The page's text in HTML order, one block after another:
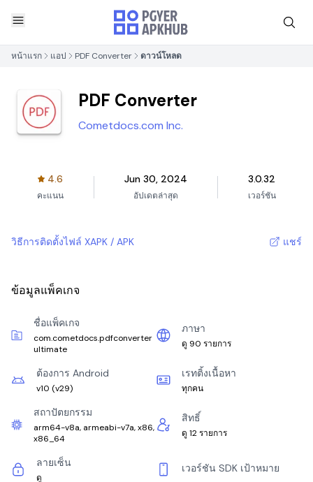
หน้าแรก แอป PDF Converter ดาวน์โหลด
PDF Converter
Cometdocs.com Inc.
4.6
คะแนน
Jun 30, 2024
อัปเดตล่าสุด
3.0.32
เวอร์ชัน
วิธีการติดตั้งไฟล์ XAPK / APK แชร์
ข้อมูลแพ็คเกจ
ชื่อแพ็คเกจ
com.cometdocs.pdfconverter
ultimate
ภาษา
ดู 90 รายการ
ต้องการ Android
v10 (v29)
เรทติ้งเนื้อหา
ทุกคน
สถาปัตยกรรม
arm64-v8a, armeabi-v7a, x86,
x86_64
สิทธิ์
ดู 12 รายการ
ลายเซ็น
ดู
เวอร์ชัน SDK เป้าหมาย